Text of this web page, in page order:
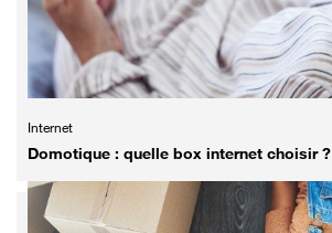
Internet
Domotique : quelle box internet choisir ?